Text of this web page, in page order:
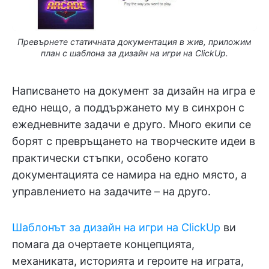
Превърнете статичната документация в жив, приложим
план с шаблона за дизайн на игри на ClickUp.
Написването на документ за дизайн на игра е
едно нещо, а поддържането му в синхрон с
ежедневните задачи е друго. Много екипи се
борят с превръщането на творческите идеи в
практически стъпки, особено когато
документацията се намира на едно място, а
управлението на задачите – на друго.
Шаблонът за дизайн на игри на ClickUp ви
помага да очертаете концепцията,
механиката, историята и героите на играта,